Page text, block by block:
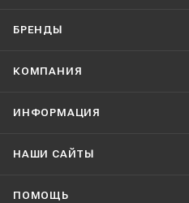
БРЕНДЫ
КОМПАНИЯ
ИНФОРМАЦИЯ
НАШИ CАЙТЫ
ПОМОЩЬ